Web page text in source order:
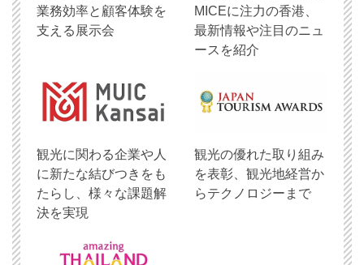
業務効率と顧客体験を
支える展示会
MICEに注力の香港、
最新情報や注目のニュ
ースを紹介
観光に関わる企業や人
に新たな結びつきをも
たらし、様々な課題解
決を実現
観光の優れた取り組み
を表彰、観光地経営か
らテクノロジーまで